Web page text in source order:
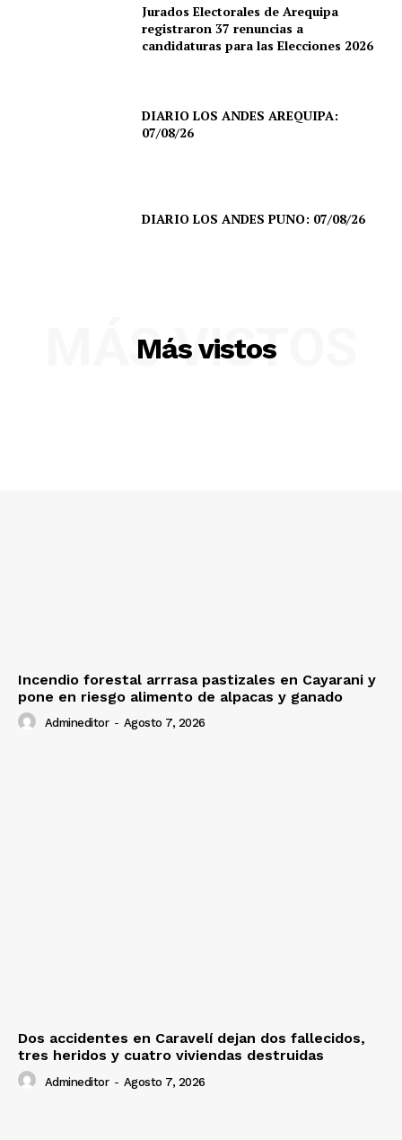
Jurados Electorales de Arequipa
registraron 37 renuncias a
candidaturas para las Elecciones 2026
DIARIO LOS ANDES AREQUIPA:
07/08/26
DIARIO LOS ANDES PUNO: 07/08/26
Más vistos
MÁS VISTOS
Incendio forestal arrrasa pastizales en Cayarani y
pone en riesgo alimento de alpacas y ganado
Admineditor - Agosto 7, 2026
Dos accidentes en Caravelí dejan dos fallecidos,
tres heridos y cuatro viviendas destruidas
Admineditor - Agosto 7, 2026